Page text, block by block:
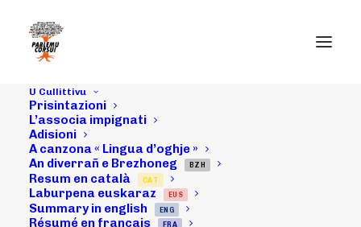
U Cullittivu
Prisintazioni
L’associa impignati
Adisioni
A canzona « Lingua d’oghje »
An diverrañ e Brezhoneg
BZH
Resum en català CAT
Laburpena euskaraz EUS
Summary in english ENG
Résumé en français FRA
31/05/22 :
Prisenza di